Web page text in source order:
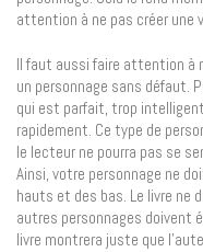
attention à ne pas créer une
Il faut aussi faire attention à
un personnage sans défaut.
qui est parfait, trop
rapidement. Ce type de
le lecteur ne pourra pas se
Ainsi, votre personnage ne
hauts et des bas. Le livre ne
autres personnages doivent
livre montrera juste que